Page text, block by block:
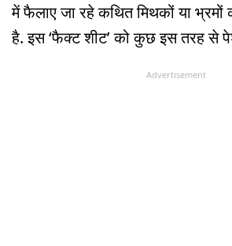
में फैलाए जा रहे कथित मिथकों या
है. इस ‘फैक्ट शीट’ को कुछ इस तरह से
Advertisement